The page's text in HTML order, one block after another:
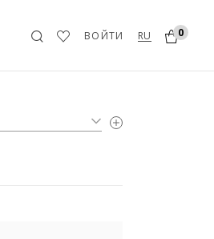
ВОЙТИ RU 0